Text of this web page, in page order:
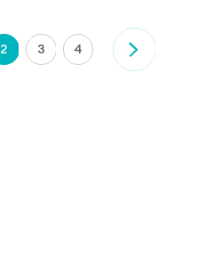
2 3 4 